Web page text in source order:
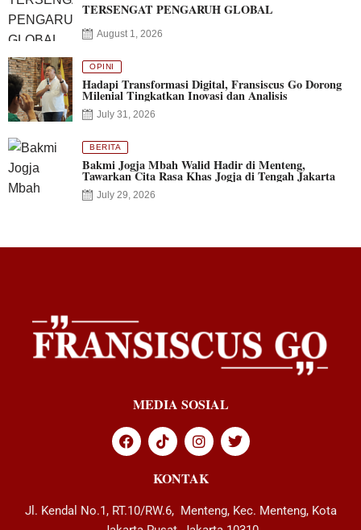
TERSENGAT PENGARUH GLOBAL
August 1, 2026
OPINI
Hadapi Transformasi Digital, Fransiscus Go Dorong
Milenial Tingkatkan Inovasi dan Analisis
July 31, 2026
BERITA
Bakmi Jogja Mbah Walid Hadir di Menteng,
Tawarkan Cita Rasa Khas Jogja di Tengah Jakarta
July 29, 2026
MEDIA SOSIAL
KONTAK
Jl. Kendal No.1, RT.10/RW.6, Menteng, Kec. Menteng, Kota